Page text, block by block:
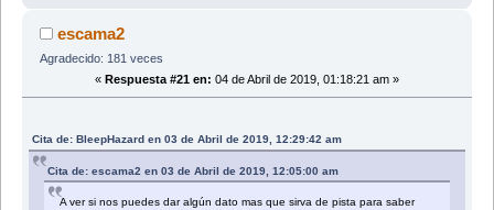
escama2
Agradecido: 181 veces
« Respuesta #21 en: 04 de Abril de 2019, 01:18:21 am »
Cita de: BleepHazard en 03 de Abril de 2019, 12:29:42 am
Cita de: escama2 en 03 de Abril de 2019, 12:05:00 am
A ver si nos puedes dar algún dato mas que sirva de pista para saber